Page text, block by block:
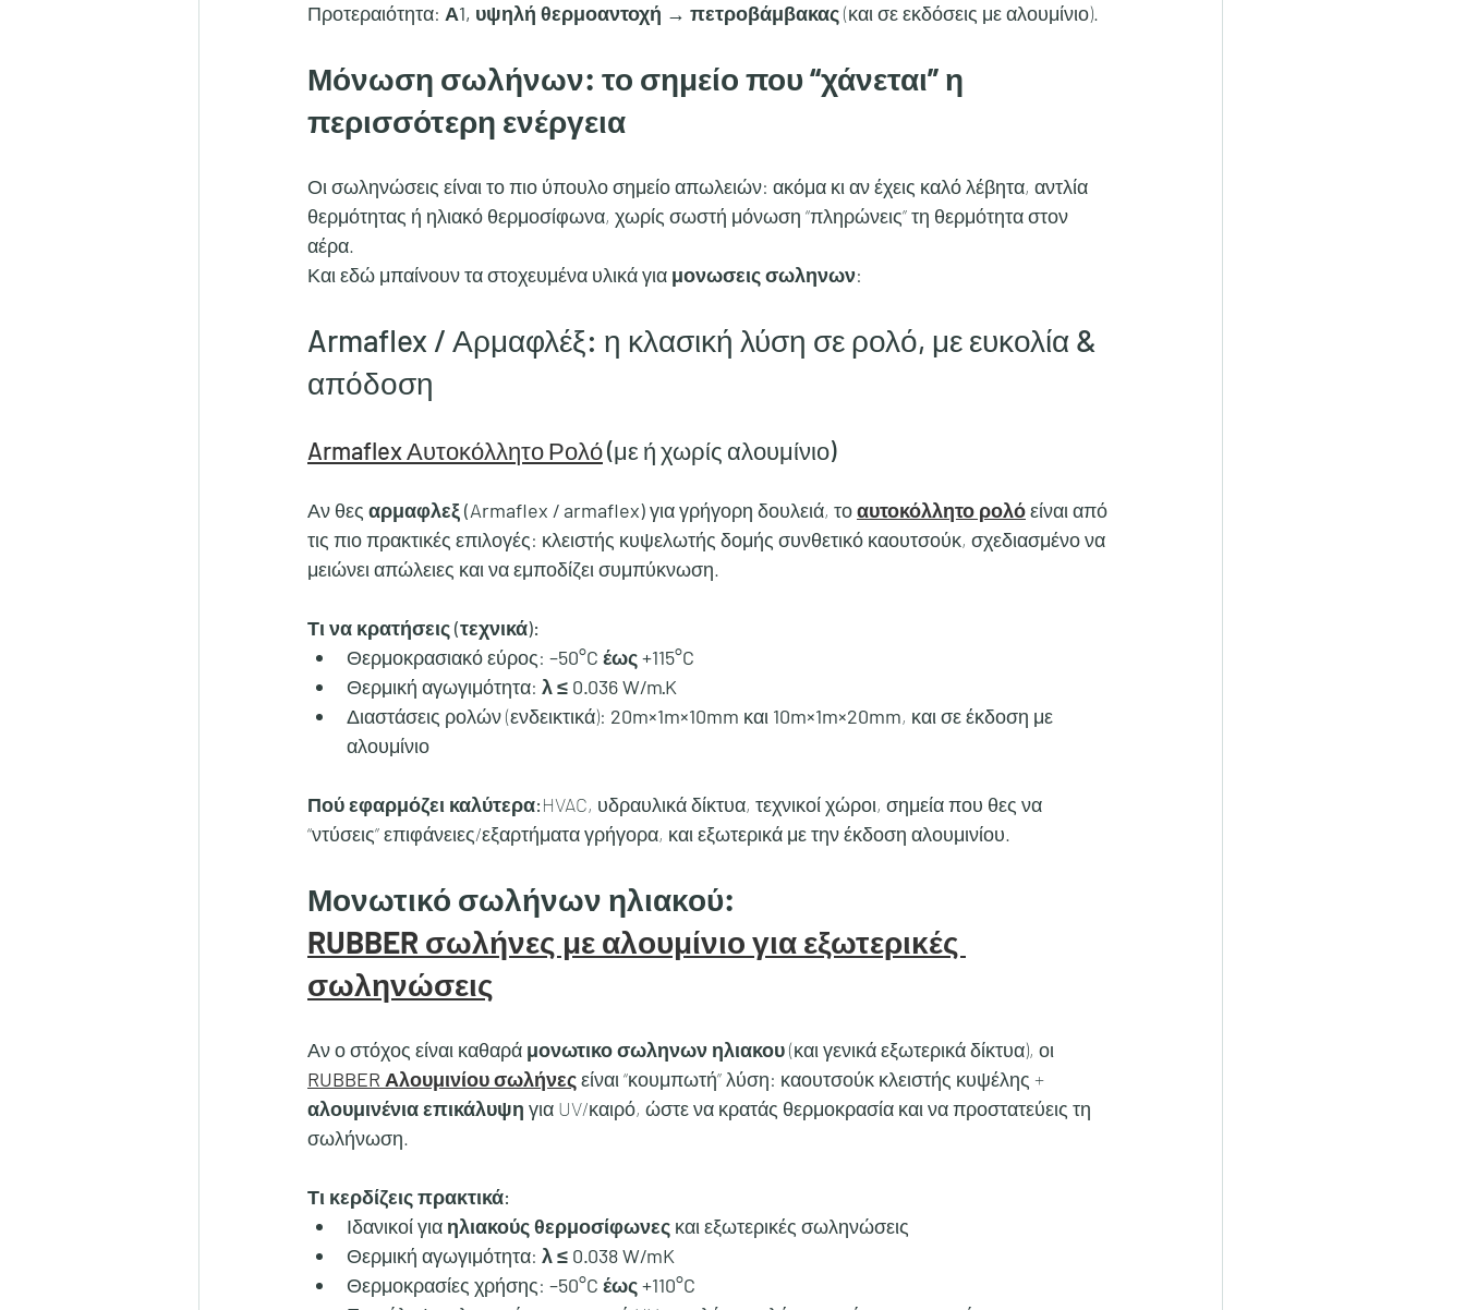
Προτεραιότητα: Α1, υψηλή θερμοαντοχή → πετροβάμβακας (και σε εκδόσεις με αλουμίνιο).
Μόνωση σωλήνων: το σημείο που “χάνεται” η
περισσότερη ενέργεια
Οι σωληνώσεις είναι το πιο ύπουλο σημείο απωλειών: ακόμα κι αν έχεις καλό λέβητα, αντλία
θερμότητας ή ηλιακό θερμοσίφωνα, χωρίς σωστή μόνωση “πληρώνεις” τη θερμότητα στον
αέρα.
Και εδώ μπαίνουν τα στοχευμένα υλικά για μονωσεις σωληνων:
Armaflex / Αρμαφλέξ: η κλασική λύση σε ρολό, με ευκολία &
απόδοση
Armaflex Αυτοκόλλητο Ρολό (με ή χωρίς αλουμίνιο)
Αν θες αρμαφλεξ (Armaflex / armaflex) για γρήγορη δουλειά, το αυτοκόλλητο ρολό είναι από
τις πιο πρακτικές επιλογές: κλειστής κυψελωτής δομής συνθετικό καουτσούκ, σχεδιασμένο να
μειώνει απώλειες και να εμποδίζει συμπύκνωση.
Τι να κρατήσεις (τεχνικά):
Θερμοκρασιακό εύρος: –50°C έως +115°C
Θερμική αγωγιμότητα: λ ≤ 0.036 W/m·K
Διαστάσεις ρολών (ενδεικτικά): 20m×1m×10mm και 10m×1m×20mm, και σε έκδοση με
αλουμίνιο
Πού εφαρμόζει καλύτερα:HVAC, υδραυλικά δίκτυα, τεχνικοί χώροι, σημεία που θες να
“ντύσεις” επιφάνειες/εξαρτήματα γρήγορα, και εξωτερικά με την έκδοση αλουμινίου.
Μονωτικό σωλήνων ηλιακού:
RUBBER σωλήνες με αλουμίνιο για εξωτερικές
σωληνώσεις
Αν ο στόχος είναι καθαρά μονωτικο σωληνων ηλιακου (και γενικά εξωτερικά δίκτυα), οι
RUBBER Αλουμινίου σωλήνες είναι “κουμπωτή” λύση: καουτσούκ κλειστής κυψέλης +
αλουμινένια επικάλυψη για UV/καιρό, ώστε να κρατάς θερμοκρασία και να προστατεύεις τη
σωλήνωση.
Τι κερδίζεις πρακτικά:
Ιδανικοί για ηλιακούς θερμοσίφωνες και εξωτερικές σωληνώσεις
Θερμική αγωγιμότητα: λ ≤ 0.038 W/mK
Θερμοκρασίες χρήσης: –50°C έως +110°C